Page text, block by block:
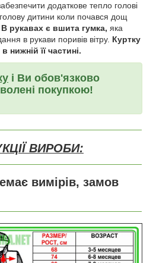
додаткове тепло голові
дитини коли почався дощ
В рукавах є вшита гумка, яка
в рукави поривів вітру. Куртку
нижній її частині.
і Ви обов'язково
покупкою!
ВИРОБИ:
вимірів, замов